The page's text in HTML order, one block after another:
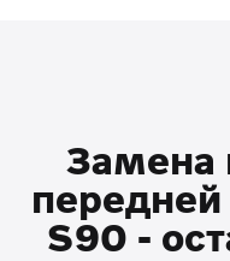
Замена
S90 -